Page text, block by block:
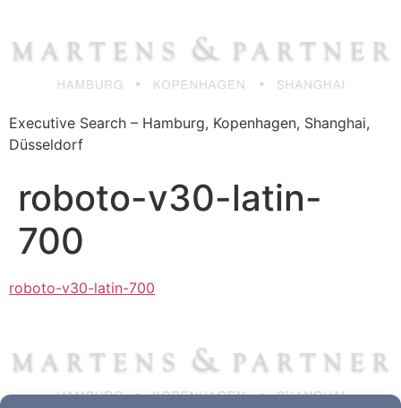
springen
Executive Search – Hamburg, Kopenhagen, Shanghai,
Düsseldorf
roboto-v30-latin-
700
roboto-v30-latin-700